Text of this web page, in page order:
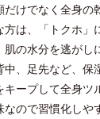
けでなく全身の
方は、「トクホ」
の水分を逃がし
、足先など、保
ープして全身ツ
ので習慣化しや